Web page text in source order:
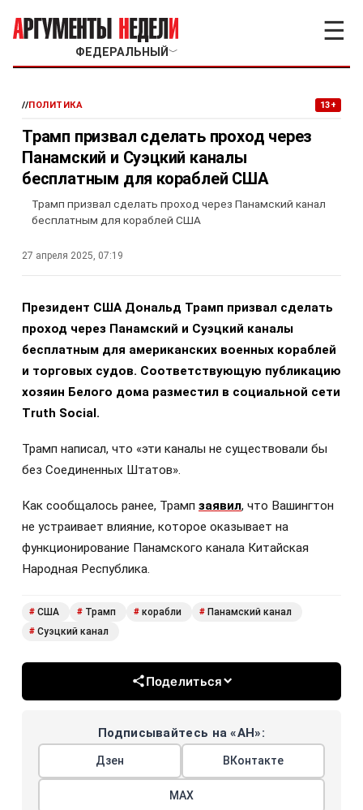
ФЕДЕРАЛЬНЫЙ ﹀
☰
//ПОЛИТИКА 13+
Трамп призвал сделать проход через
Панамский и Суэцкий каналы
бесплатным для кораблей США
Трамп призвал сделать проход через Панамский канал
бесплатным для кораблей США
27 апреля 2025, 07:19
Президент США Дональд Трамп призвал сделать
проход через Панамский и Суэцкий каналы
бесплатным для американских военных кораблей
и торговых судов. Соответствующую публикацию
хозяин Белого дома разместил в социальной сети
Truth Social.
Трамп написал, что «эти каналы не существовали бы
без Соединенных Штатов».
Как сообщалось ранее, Трамп заявил, что Вашингтон
не устраивает влияние, которое оказывает на
функционирование Панамского канала Китайская
Народная Республика.
# США # Трамп # корабли # Панамский канал
# Суэцкий канал
Поделиться
Подписывайтесь на «АН»:
Дзен ВКонтакте
МАХ